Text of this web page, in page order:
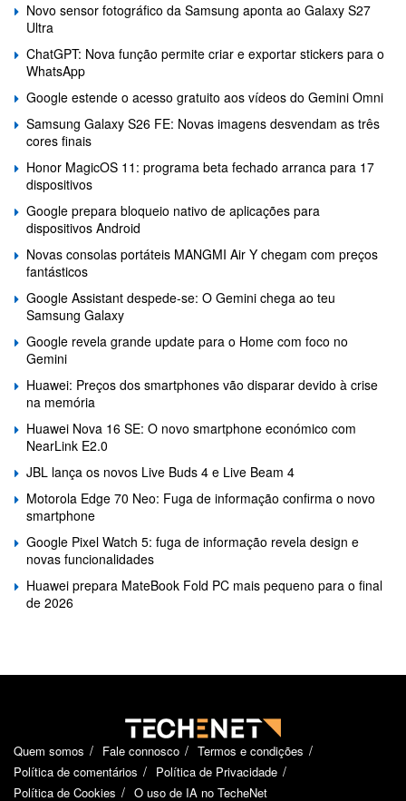
Novo sensor fotográfico da Samsung aponta ao Galaxy S27
Ultra
ChatGPT: Nova função permite criar e exportar stickers para o
WhatsApp
Google estende o acesso gratuito aos vídeos do Gemini Omni
Samsung Galaxy S26 FE: Novas imagens desvendam as três
cores finais
Honor MagicOS 11: programa beta fechado arranca para 17
dispositivos
Google prepara bloqueio nativo de aplicações para
dispositivos Android
Novas consolas portáteis MANGMI Air Y chegam com preços
fantásticos
Google Assistant despede-se: O Gemini chega ao teu
Samsung Galaxy
Google revela grande update para o Home com foco no
Gemini
Huawei: Preços dos smartphones vão disparar devido à crise
na memória
Huawei Nova 16 SE: O novo smartphone económico com
NearLink E2.0
JBL lança os novos Live Buds 4 e Live Beam 4
Motorola Edge 70 Neo: Fuga de informação confirma o novo
smartphone
Google Pixel Watch 5: fuga de informação revela design e
novas funcionalidades
Huawei prepara MateBook Fold PC mais pequeno para o final
de 2026
Quem somos Fale connosco
Termos e condições
Política de comentários
Política de Privacidade
Política de Cookies
O uso de IA no TecheNet